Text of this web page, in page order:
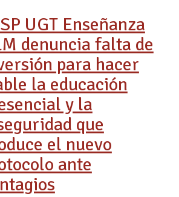
UGT Enseñanza
denuncia falta de
para hacer
la educación
y la
que
el nuevo
ante